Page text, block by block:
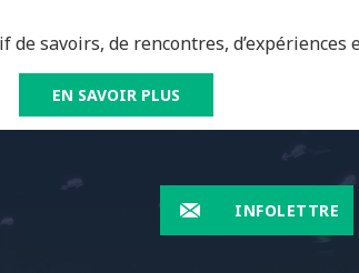
de savoirs, de rencontres, d’expériences
EN SAVOIR PLUS
INFOLETTRE